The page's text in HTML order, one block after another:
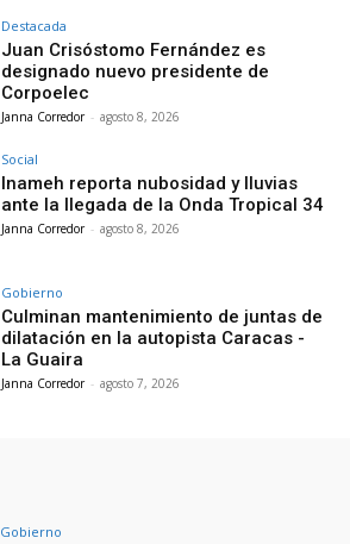
Destacada
Juan Crisóstomo Fernández es
designado nuevo presidente de
Corpoelec
Janna Corredor - agosto 8, 2026
Social
Inameh reporta nubosidad y lluvias
ante la llegada de la Onda Tropical 34
Janna Corredor - agosto 8, 2026
Gobierno
Culminan mantenimiento de juntas de
dilatación en la autopista Caracas -
La Guaira
Janna Corredor - agosto 7, 2026
Gobierno